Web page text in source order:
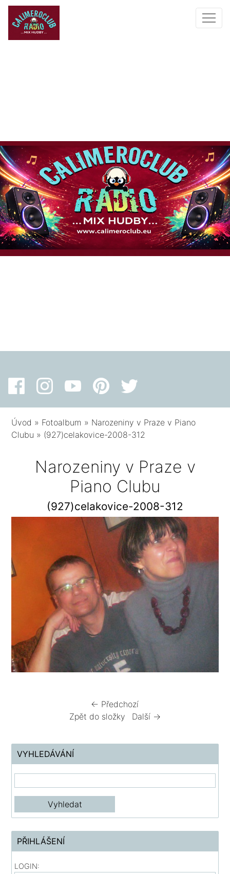
Úvod » Fotoalbum » Narozeniny v Praze v Piano
Clubu » (927)celakovice-2008-312
Narozeniny v Praze v
Piano Clubu
(927)celakovice-2008-312
← Předchozí
Zpět do složky
Další →
VYHLEDÁVÁNÍ
PŘIHLÁŠENÍ
LOGIN: